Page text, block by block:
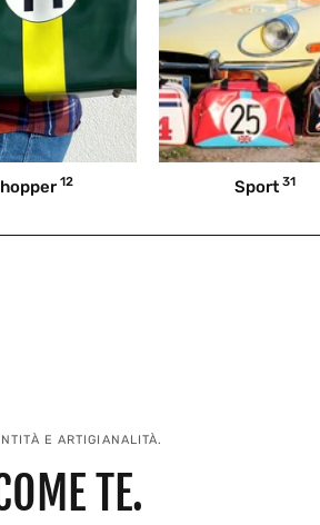
12 Sport31
E ARTIGIANALITÀ.
TE.